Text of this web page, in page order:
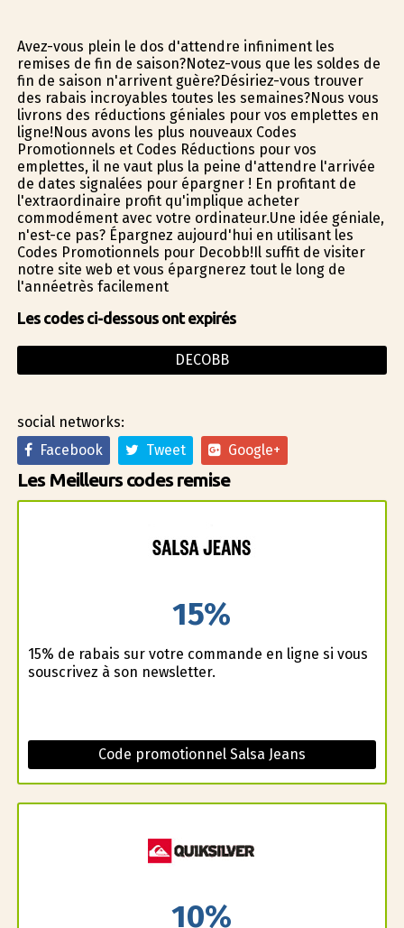
Avez-vous plein le dos d'attendre infiniment les
remises de fin de saison?Notez-vous que les soldes de
fin de saison n'arrivent guère?Désiriez-vous trouver
des rabais incroyables toutes les semaines?Nous vous
livrons des réductions géniales pour vos emplettes en
ligne!Nous avons les plus nouveaux Codes
Promotionnels et Codes Réductions pour vos
emplettes, il ne vaut plus la peine d'attendre l'arrivée
de dates signalées pour épargner ! En profitant de
l'extraordinaire profit qu'implique acheter
commodément avec votre ordinateur.Une idée géniale,
n'est-ce pas? Épargnez aujourd'hui en utilisant les
Codes Promotionnels pour Decobb!Il suffit de visiter
notre site web et vous épargnerez tout le long de
l'annéetrès facilement
Les codes ci-dessous ont expirés
DECOBB
social networks:
Facebook
Tweet Google+
Les Meilleurs codes remise
15%
15% de rabais sur votre commande en ligne si vous
souscrivez à son newsletter.
Code promotionnel Salsa Jeans
10%